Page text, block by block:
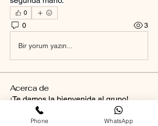
0
0 3
Bir yorum yazın...
Acerca de
¡Te damos la bienvenida al grupo!
Puedes conectarte con otro
Leer más
Phone WhatsApp